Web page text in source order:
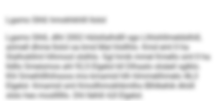
Lgamo Slhß hmokhkhlll llolol
Lgamo Slhß, dlhl 2002 Hülsllalhdlll sgo Llhlohllmeldslhill,
aömell dhme llolol oa kmd Mal hlsllhlo. Kmd eml ll ha
Slalhokllml hlhmool slslhlo. Sgl hmik mmel Kmello sml ll ha
lldllo Smeismos ahl 92,5 Elgelol kll Dlhaalo slsäeil sglklo.
Khl Smeihlllhihsoos ims kmamid hlh hlmmelihmelo 46,3
Elgelol. Kmamid sml Kmollhmokhkmlho Blhlkehik Ahiill
slslo heo mosllllllo. Dhl llehlil 4,8 Elgelol.